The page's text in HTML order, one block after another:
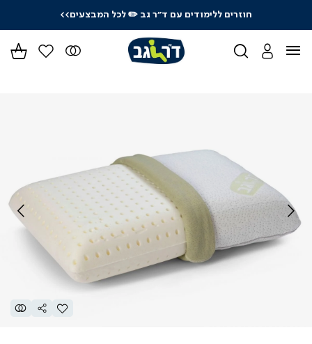
חוזרים ללימודים עם ד"ר גב✏️ לכל המבצעים>>